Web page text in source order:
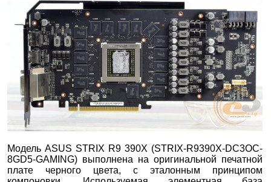
Модель ASUS STRIX R9 390X (STRIX-R9390X-DC3OC-
8GD5-GAMING) выполнена на оригинальной печатной
плате черного цвета, с эталонным принципом